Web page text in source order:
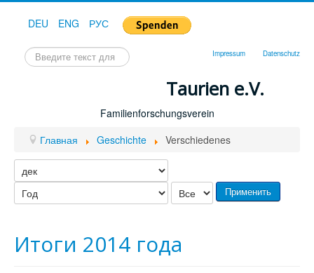
DEU ENG РУС
Искать... Impressum Datenschutz
Taurien e.V.
Familienforschungsverein
Главная
Geschichte Verschiedenes
Применить
Итоги 2014 года